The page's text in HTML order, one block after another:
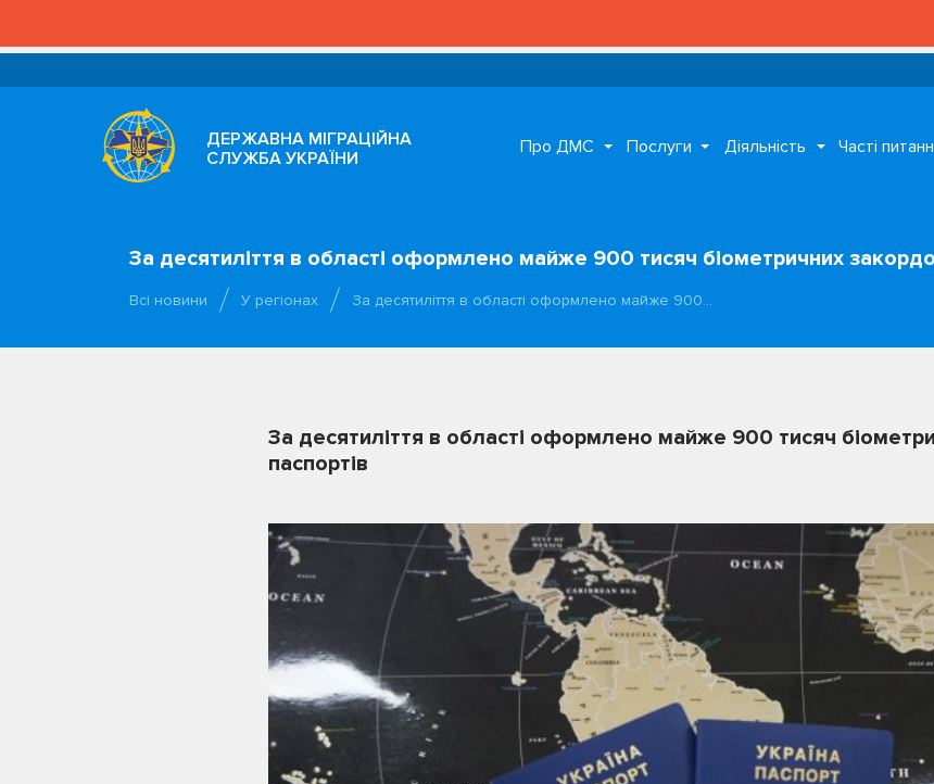
ДЕРЖАВНА МІГРАЦІЙНА
СЛУЖБА УКРАЇНИ
Про ДМС Послуги Діяльність Часті
За десятиліття в області оформлено майже 900 тисяч біометричних
Всі новини У регіонах За десятиліття в області оформлено майже 900…
За десятиліття в області оформлено майже 900 тисяч
паспортів